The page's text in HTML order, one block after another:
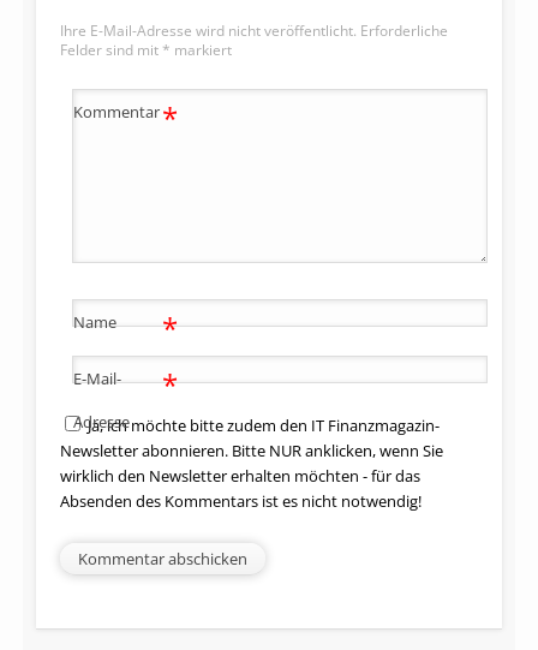
Ihre E-Mail-Adresse wird nicht veröffentlicht. Erforderliche
Felder sind mit * markiert
Kommentar*
Name *
E-Mail-
Adresse
*
Ja, ich möchte bitte zudem den IT Finanzmagazin-
Newsletter abonnieren. Bitte NUR anklicken, wenn Sie
wirklich den Newsletter erhalten möchten - für das
Absenden des Kommentars ist es nicht notwendig!